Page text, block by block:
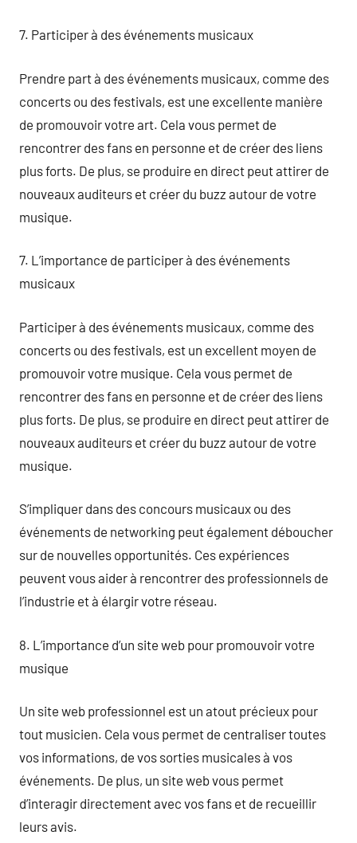
7. Participer à des événements musicaux
Prendre part à des événements musicaux, comme des
concerts ou des festivals, est une excellente manière
de promouvoir votre art. Cela vous permet de
rencontrer des fans en personne et de créer des liens
plus forts. De plus, se produire en direct peut attirer de
nouveaux auditeurs et créer du buzz autour de votre
musique.
7. L’importance de participer à des événements
musicaux
Participer à des événements musicaux, comme des
concerts ou des festivals, est un excellent moyen de
promouvoir votre musique. Cela vous permet de
rencontrer des fans en personne et de créer des liens
plus forts. De plus, se produire en direct peut attirer de
nouveaux auditeurs et créer du buzz autour de votre
musique.
S’impliquer dans des concours musicaux ou des
événements de networking peut également déboucher
sur de nouvelles opportunités. Ces expériences
peuvent vous aider à rencontrer des professionnels de
l’industrie et à élargir votre réseau.
8. L’importance d’un site web pour promouvoir votre
musique
Un site web professionnel est un atout précieux pour
tout musicien. Cela vous permet de centraliser toutes
vos informations, de vos sorties musicales à vos
événements. De plus, un site web vous permet
d’interagir directement avec vos fans et de recueillir
leurs avis.